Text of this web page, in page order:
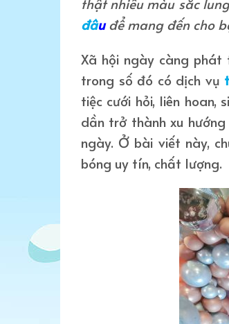
đâuđể mang đến cho
Xã hội ngày càng phát
trong số đó có dịch vụ
tiệc cưới hỏi, liên hoan,
dần trở thành xu
ngày. Ở bài viết này,
bóng uy tín, chất lượng.